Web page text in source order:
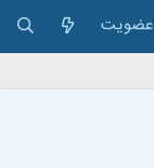
عضویت